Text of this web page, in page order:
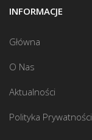
INFORMACJE
Główna
O Nas
Aktualności
Polityka Prywatności